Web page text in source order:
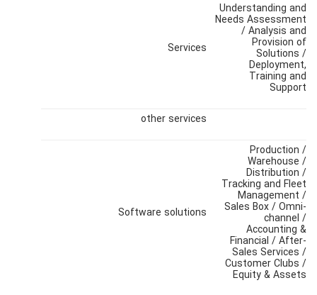
Services
Understanding and
Needs Assessment
/ Analysis and
Provision of
Solutions /
Deployment,
Training and
Support
other services
Software solutions
Production /
Warehouse /
Distribution /
Tracking and Fleet
Management /
Sales Box / Omni-
channel /
Accounting &
Financial / After-
Sales Services /
Customer Clubs /
Equity & Assets